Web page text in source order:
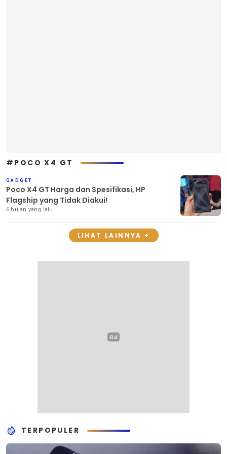
#POCO X4 GT
GADGET
Poco X4 GT Harga dan Spesifikasi, HP
Flagship yang Tidak Diakui!
6 bulan yang lalu
LIHAT LAINNYA +
TERPOPULER